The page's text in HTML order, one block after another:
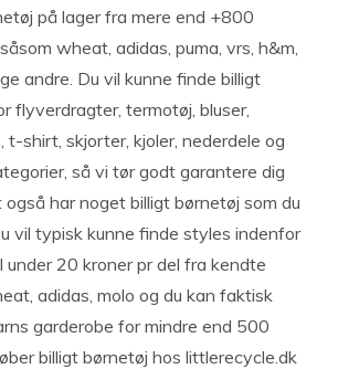
på lager fra mere end +800
wheat, adidas, puma, vrs, h&m,
andre. Du vil kunne finde billigt
flyverdragter, termotøj, bluser,
t-shirt, skjorter, kjoler, nederdele og
så vi tør godt garantere dig
har noget billigt børnetøj som du
vil typisk kunne finde styles indenfor
under 20 kroner pr del fra kendte
adidas, molo og du kan faktisk
garderobe for mindre end 500
billigt børnetøj hos littlerecycle.dk